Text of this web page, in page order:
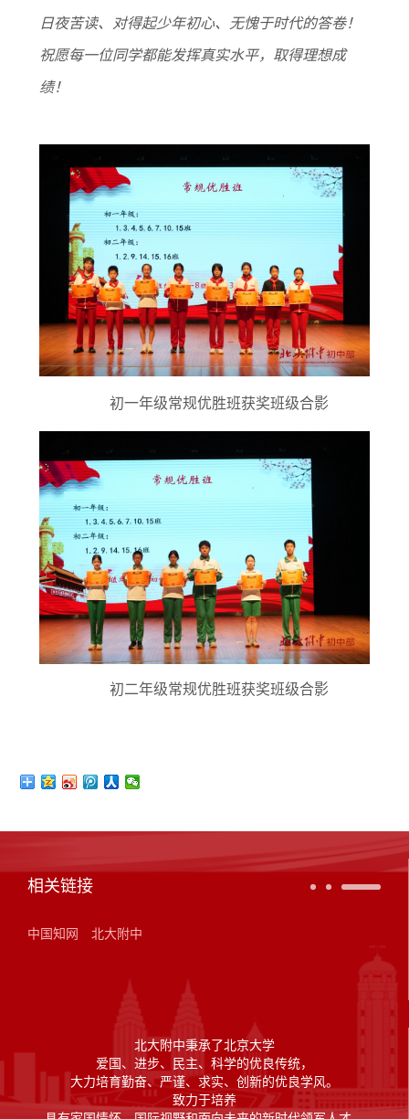
日夜苦读、对得起少年初心、无愧于时代的答卷！
祝愿每一位同学都能发挥真实水平，取得理想成
绩！
初一年级常规优胜班获奖班级合影
初二年级常规优胜班获奖班级合影
相关链接
中国知网 北大附中
北大附中秉承了北京大学
爱国、进步、民主、科学的优良传统，
大力培育勤奋、严谨、求实、创新的优良学风。
致力于培养